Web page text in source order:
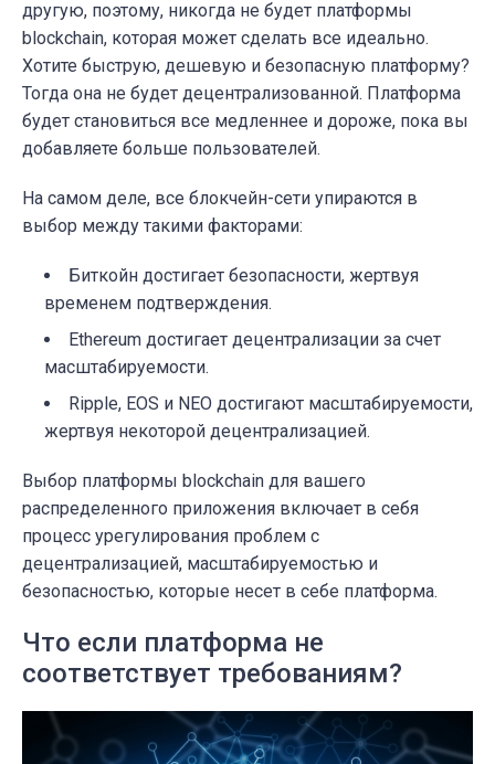
другую, поэтому, никогда не будет платформы
blockchain, которая может сделать все идеально.
Хотите быструю, дешевую и безопасную платформу?
Тогда она не будет децентрализованной. Платформа
будет становиться все медленнее и дороже, пока вы
добавляете больше пользователей.
На самом деле, все блокчейн-сети упираются в
выбор между такими факторами:
Биткойн достигает безопасности, жертвуя
временем подтверждения.
Ethereum достигает децентрализации за счет
масштабируемости.
Ripple, EOS и NEO достигают масштабируемости,
жертвуя некоторой децентрализацией.
Выбор платформы blockchain для вашего
распределенного приложения включает в себя
процесс урегулирования проблем с
децентрализацией, масштабируемостью и
безопасностью, которые несет в себе платформа.
Что если платформа не
соответствует требованиям?